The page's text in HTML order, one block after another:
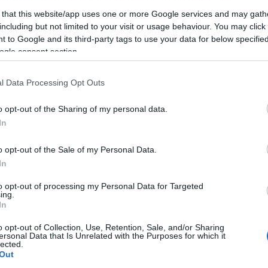
that this website/app uses one or more Google services and may
but not limited to your visit or usage behaviour. You may
to Google and its third-party tags to use your data for below
consent section.
Data Processing Opt Outs
opt-out of the Sharing of my personal data.
opt-out of the Sale of my Personal Data.
opt-out of processing my Personal Data for Targeted
opt-out of Collection, Use, Retention, Sale, and/or Sharing
Data that Is Unrelated with the Purposes for which it
PJulcsi indított egy BOM-ot. Ezt írja róla:
szeretném leszögezni, hogy ez nem egy játék, nincsenek feltételek, nincs
sem, hisz a dolog nem titkos. Sőt!:) Ha itt vagy és velünk (velem és a
varrsz, akkor annak mi nagyon örülünk. Ha csak egyet varrsz meg a
sem kötelező:)
patchwork-mamijaim kezdők, velük a kályhától kell kezdeni. Akarom
Ajánlott bejegyzések: